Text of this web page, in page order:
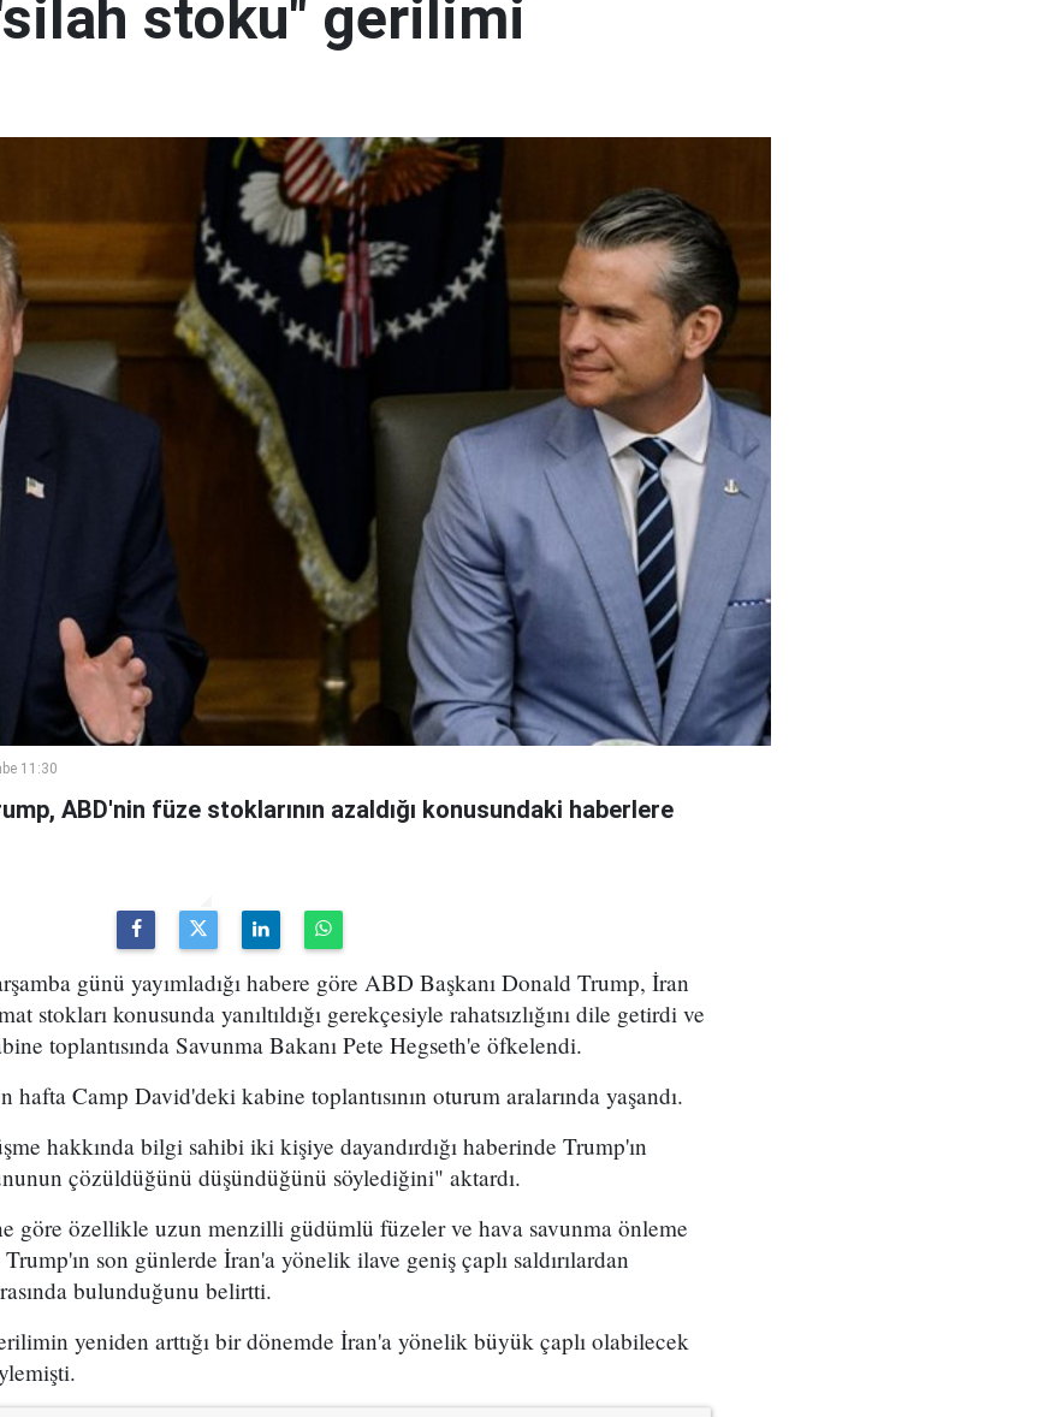
stoku" gerilimi
11:30
ABD'nin füze stoklarının azaldığı konusundaki haberlere
günü yayımladığı habere göre ABD Başkanı Donald Trump, İran
stokları konusunda yanıltıldığı gerekçesiyle rahatsızlığını dile getirdi ve
toplantısında Savunma Bakanı Pete Hegseth'e öfkelendi.
hafta Camp David'deki kabine toplantısının oturum aralarında yaşandı.
hakkında bilgi sahibi iki kişiye dayandırdığı haberinde Trump'ın
çözüldüğünü düşündüğünü söylediğini" aktardı.
göre özellikle uzun menzilli güdümlü füzeler ve hava savunma önleme
son günlerde İran'a yönelik ilave geniş çaplı saldırılardan
bulunduğunu belirtti.
yeniden arttığı bir dönemde İran'a yönelik büyük çaplı olabilecek